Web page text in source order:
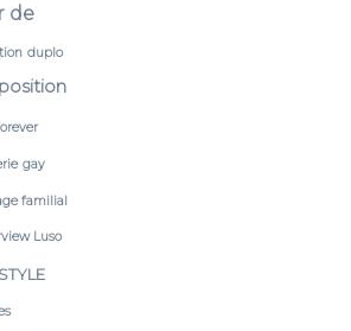
de
duplo
gay
familial
Luso